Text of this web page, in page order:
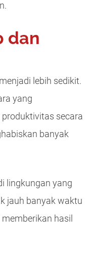
dan
lebih sedikit.
yang
secara
banyak
lingkungan yang
jauh banyak waktu
hasil